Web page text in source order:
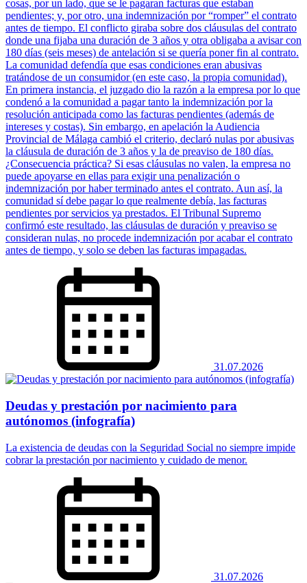
cosas, por un lado, que se le pagaran facturas que estaban
pendientes; y, por otro, una indemnización por “romper” el contrato
antes de tiempo. El conflicto giraba sobre dos cláusulas del contrato
donde una fijaba una duración de 3 años y otra obligaba a avisar con
180 días (seis meses) de antelación si se quería poner fin al contrato.
La comunidad defendía que esas condiciones eran abusivas
tratándose de un consumidor (en este caso, la propia comunidad).
En primera instancia, el juzgado dio la razón a la empresa por lo que
condenó a la comunidad a pagar tanto la indemnización por la
resolución anticipada como las facturas pendientes (además de
intereses y costas). Sin embargo, en apelación la Audiencia
Provincial de Málaga cambió el criterio, declaró nulas por abusivas
la cláusula de duración de 3 años y la de preaviso de 180 días.
¿Consecuencia práctica? Si esas cláusulas no valen, la empresa no
puede apoyarse en ellas para exigir una penalización o
indemnización por haber terminado antes el contrato. Aun así, la
comunidad sí debe pagar lo que realmente debía, las facturas
pendientes por servicios ya prestados. El Tribunal Supremo
confirmó este resultado, las cláusulas de duración y preaviso se
consideran nulas, no procede indemnización por acabar el contrato
antes de tiempo, y solo se deben las facturas impagadas.
31.07.2026
Deudas y prestación por nacimiento para
autónomos (infografía)
La existencia de deudas con la Seguridad Social no siempre impide
cobrar la prestación por nacimiento y cuidado de menor.
31.07.2026